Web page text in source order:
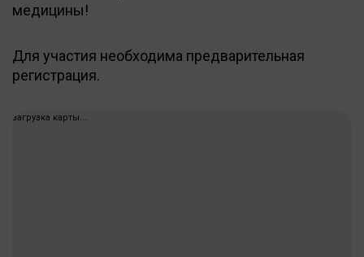
медицины!
Для участия необходима предварительная
регистрация.
загрузка карты...